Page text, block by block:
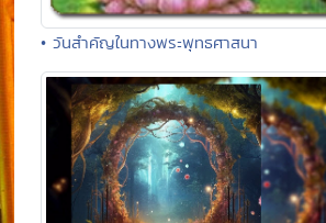
• วันสำคัญในทางพระพุทธศาสนา